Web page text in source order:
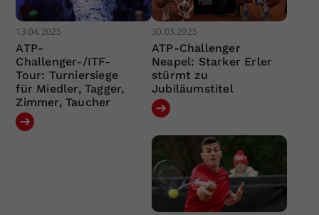
13.04.2025
ATP-
Challenger-/ITF-
Tour: Turniersiege
für Miedler, Tagger,
Zimmer, Taucher
30.03.2025
ATP-Challenger
Neapel: Starker Erler
stürmt zu
Jubiläumstitel